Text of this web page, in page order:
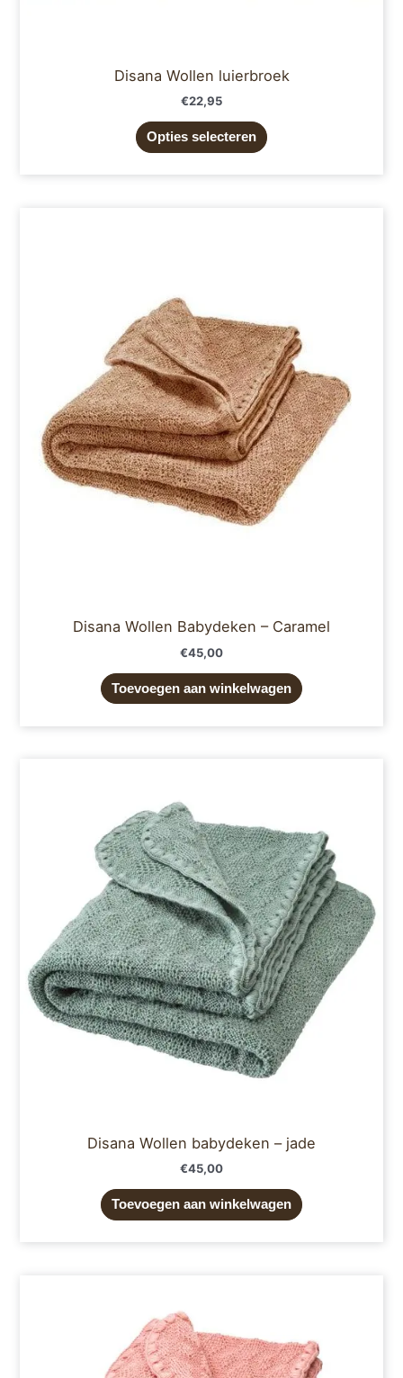
Disana Wollen luierbroek
€22,95
Opties selecteren
Disana Wollen Babydeken – Caramel
€45,00
Toevoegen aan winkelwagen
Disana Wollen babydeken – jade
€45,00
Toevoegen aan winkelwagen